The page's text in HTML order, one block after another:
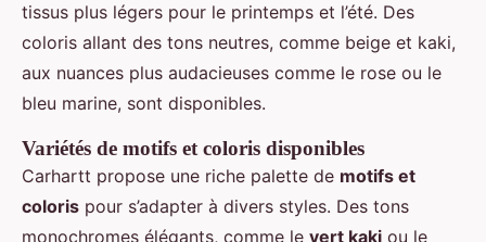
tissus plus légers pour le printemps et l’été. Des
coloris allant des tons neutres, comme beige et kaki,
aux nuances plus audacieuses comme le rose ou le
bleu marine, sont disponibles.
Variétés de motifs et coloris disponibles
Carhartt propose une riche palette de motifs et
coloris pour s’adapter à divers styles. Des tons
monochromes élégants, comme le vert kaki ou le